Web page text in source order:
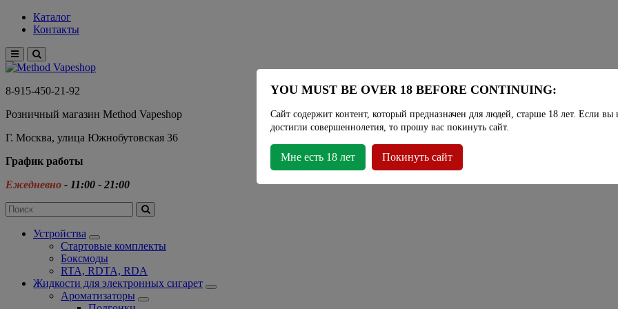
Каталог
Контакты
8-915-450-21-92
Розничный магазин Method Vapeshop
Г. Москва, улица Южнобутовская 36
График работы
Ежедневно - 11:00 - 21:00
Устройства
Стартовые комплекты
Боксмоды
RTA, RDTA, RDA
Жидкости для электронных сигарет
Ароматизаторы
YOU MUST BE OVER 18 BEFORE CONTINUING:
Сайт содержит контент, который предназначен для людей, старше 18 лет. Если вы
достигли совершеннолетия, то прошу вас покинуть сайт.
Мне есть 18 лет Покинуть сайт